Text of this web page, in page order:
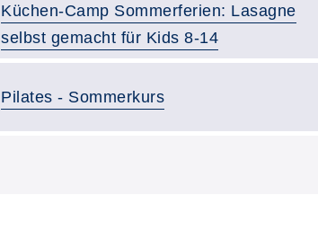
Kurstitel:
Küchen-Camp Sommerferien: Lasagne
selbst gemacht für Kids 8-14
Kurstitel:
Pilates - Sommerkurs